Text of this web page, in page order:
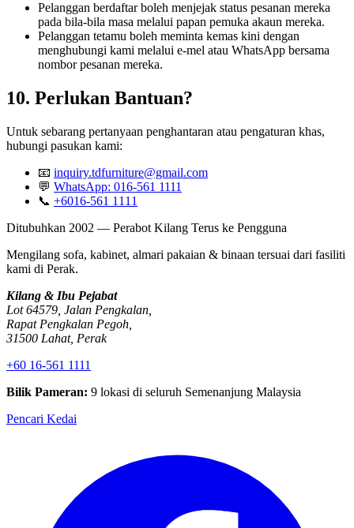
Pelanggan berdaftar boleh menjejak status pesanan mereka
pada bila-bila masa melalui papan pemuka akaun mereka.
Pelanggan tetamu boleh meminta kemas kini dengan
menghubungi kami melalui e-mel atau WhatsApp bersama
nombor pesanan mereka.
10. Perlukan Bantuan?
Untuk sebarang pertanyaan penghantaran atau pengaturan khas,
hubungi pasukan kami:
📧 inquiry.tdfurniture@gmail.com
💬 WhatsApp: 016-561 1111
📞 +6016-561 1111
Ditubuhkan 2002 — Perabot Kilang Terus ke Pengguna
Mengilang sofa, kabinet, almari pakaian & binaan tersuai dari fasiliti
kami di Perak.
Kilang & Ibu Pejabat
Lot 64579, Jalan Pengkalan,
Rapat Pengkalan Pegoh,
31500 Lahat, Perak
+60 16-561 1111
Bilik Pameran: 9 lokasi di seluruh Semenanjung Malaysia
Pencari Kedai